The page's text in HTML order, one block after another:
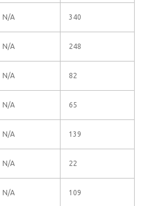
N/A 340
N/A 248
N/A 82
N/A 65
N/A 139
N/A 22
N/A 109